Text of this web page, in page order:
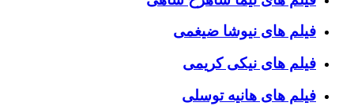
فیلم های نیوشا ضیغمی
فیلم های نیکی کریمی
فیلم های هانیه توسلی